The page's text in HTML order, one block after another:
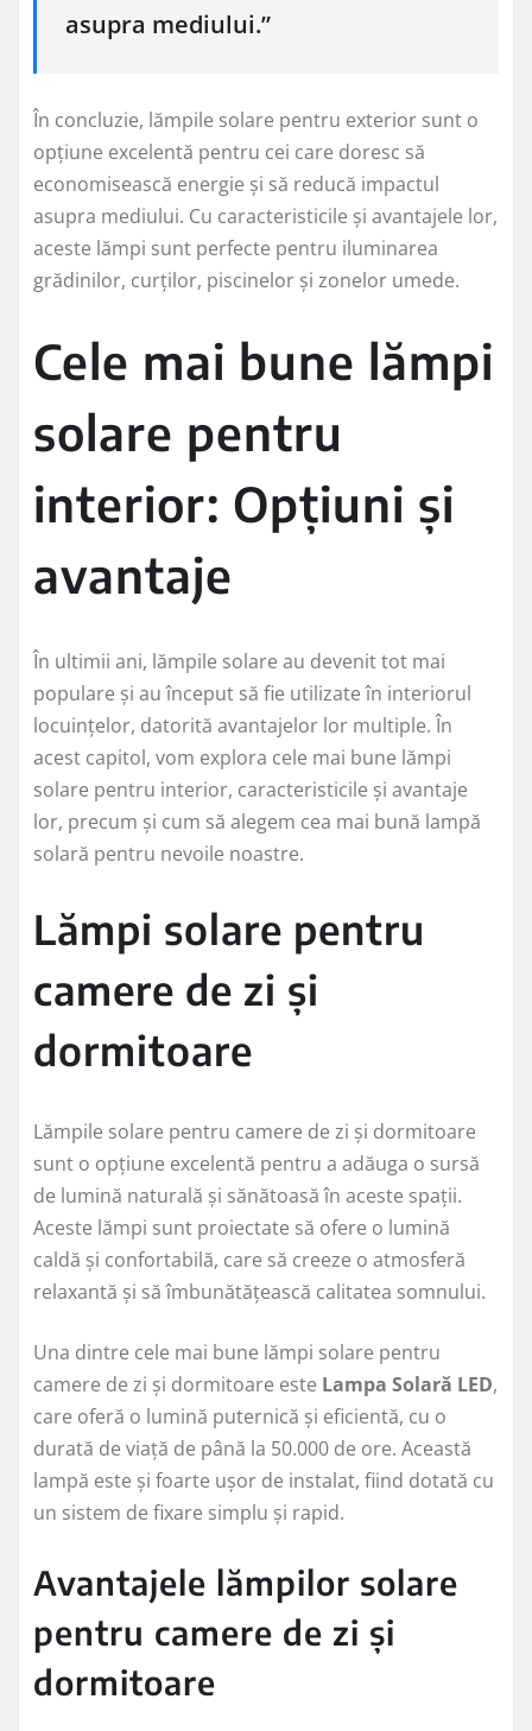
asupra mediului.”
În concluzie, lămpile solare pentru exterior sunt o
opțiune excelentă pentru cei care doresc să
economisească energie și să reducă impactul
asupra mediului. Cu caracteristicile și avantajele lor,
aceste lămpi sunt perfecte pentru iluminarea
grădinilor, curților, piscinelor și zonelor umede.
Cele mai bune lămpi
solare pentru
interior: Opțiuni și
avantaje
În ultimii ani, lămpile solare au devenit tot mai
populare și au început să fie utilizate în interiorul
locuințelor, datorită avantajelor lor multiple. În
acest capitol, vom explora cele mai bune lămpi
solare pentru interior, caracteristicile și avantaje
lor, precum și cum să alegem cea mai bună lampă
solară pentru nevoile noastre.
Lămpi solare pentru
camere de zi și
dormitoare
Lămpile solare pentru camere de zi și dormitoare
sunt o opțiune excelentă pentru a adăuga o sursă
de lumină naturală și sănătoasă în aceste spații.
Aceste lămpi sunt proiectate să ofere o lumină
caldă și confortabilă, care să creeze o atmosferă
relaxantă și să îmbunătățească calitatea somnului.
Una dintre cele mai bune lămpi solare pentru
camere de zi și dormitoare este Lampa Solară LED,
care oferă o lumină puternică și eficientă, cu o
durată de viață de până la 50.000 de ore. Această
lampă este și foarte ușor de instalat, fiind dotată cu
un sistem de fixare simplu și rapid.
Avantajele lămpilor solare
pentru camere de zi și
dormitoare